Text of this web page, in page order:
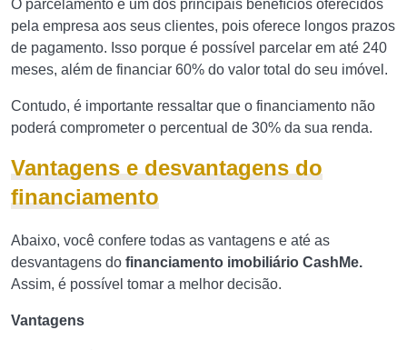
O parcelamento é um dos principais benefícios oferecidos
pela empresa aos seus clientes, pois oferece longos prazos
de pagamento. Isso porque é possível parcelar em até 240
meses, além de financiar 60% do valor total do seu imóvel.
Contudo, é importante ressaltar que o financiamento não
poderá comprometer o percentual de 30% da sua renda.
Vantagens e desvantagens do
financiamento
Abaixo, você confere todas as vantagens e até as
desvantagens do financiamento imobiliário CashMe.
Assim, é possível tomar a melhor decisão.
Vantagens